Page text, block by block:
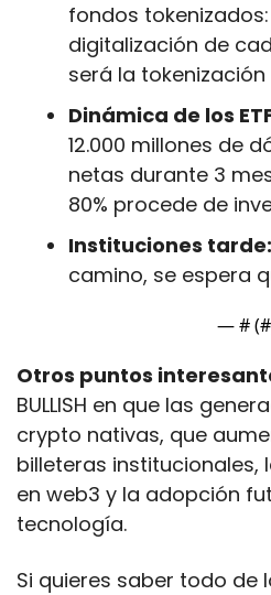
fondos
digitalización de
será la
Dinámica de los
12.000 millones de
netas durante 3
80% procede de
Instituciones tarde:
camino, se espera
— # (#
Otros puntos
BULLISH en que las
crypto nativas, que
billeteras institucionales,
en web3 y la adopción
tecnología.
Si quieres saber todo de